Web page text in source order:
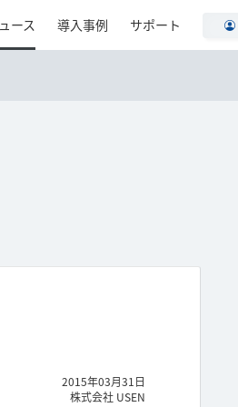
ース 導入事例 サポート
2015年03月31日
株式会社 USEN